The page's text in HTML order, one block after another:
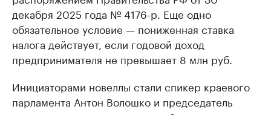
декабря 2025 года № 4176-р. Еще одно
обязательное условие — пониженная ставка
налога действует, если годовой доход
предпринимателя не превышает 8 млн руб.
Инициаторами новеллы стали спикер краевого
парламента Антон Волошко и председатель